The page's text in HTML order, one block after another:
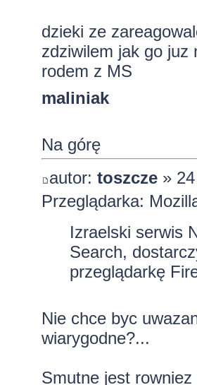
dzieki ze
zdziwilem jak go juz
rodem z MS
maliniak
Na górę
autor: toszcze» 24
Przeglądarka:
Izraelski serwis
Search,
przeglądarkę
Nie chce byc
wiarygodne?...
Smutne jest